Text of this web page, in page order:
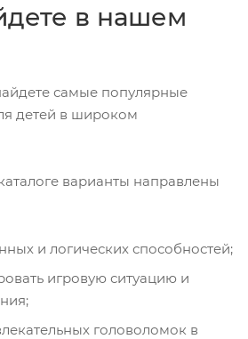
в нашем
самые популярные
детей в широком
варианты направлены
и логических способностей;
игровую ситуацию и
головоломок в